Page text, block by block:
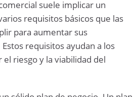
suele implicar un
requisitos básicos que las
para aumentar sus
requisitos ayudan a los
riesgo y la viabilidad del